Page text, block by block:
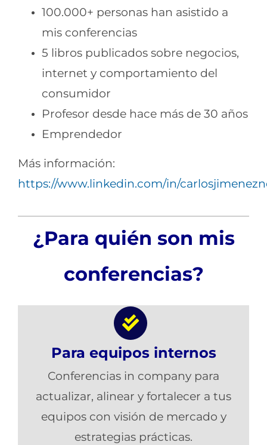
100.000+ personas han asistido a
mis conferencias
5 libros publicados sobre negocios,
internet y comportamiento del
consumidor
Profesor desde hace más de 30 años
Emprendedor
Más información:
https://www.linkedin.com/in/
¿Para quién son mis
conferencias?
Para equipos internos
Conferencias in company para
actualizar, alinear y fortalecer a tus
equipos con visión de mercado y
estrategias prácticas.